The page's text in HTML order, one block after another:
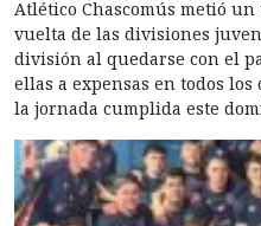
Atlético Chascomús metió
vuelta de las divisiones
división al quedarse con el
ellas a expensas en todos los
la jornada cumplida este